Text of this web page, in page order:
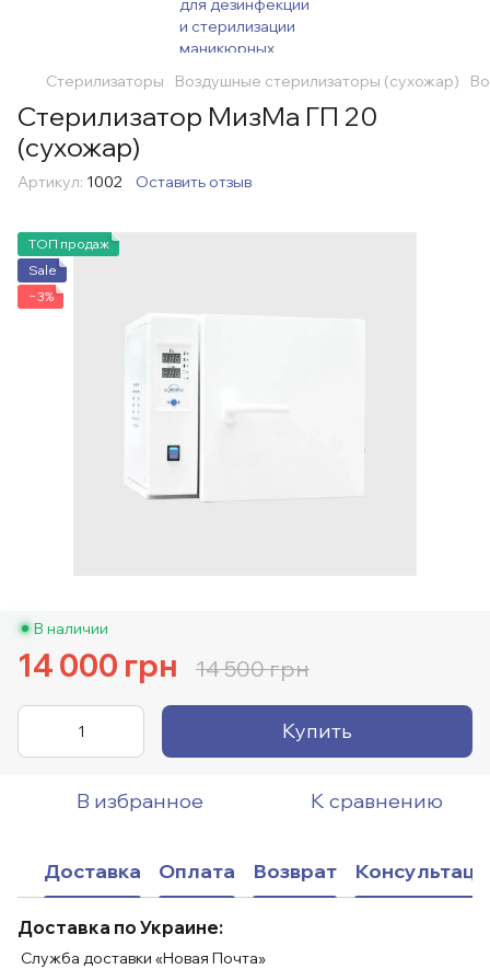
Стерилизаторы Воздушные стерилизаторы (сухожар)
Стерилизатор МизМа ГП 20
(сухожар)
Артикул: 1002 Оставить отзыв
ТОП продаж
Sale
−3%
В наличии
14 000 грн 14 500 грн
Купить
В избранное К сравнению
Доставка Оплата Возврат
Доставка по Украине:
Служба доставки «Новая Почта»